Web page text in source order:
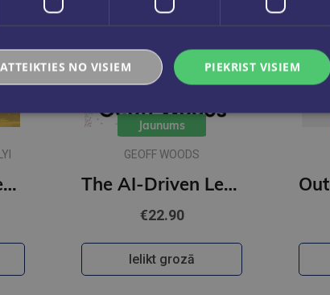
Confucius : A New Tradition
Jaunums
GEOFF WOODS
The AI-Driven Leader : Harnessing AI to Make Faster, Smarter Decisions
€22.90
Ielikt grozā
PIEKRIST VISIEM
ATTEIKTIES NO VISIEM